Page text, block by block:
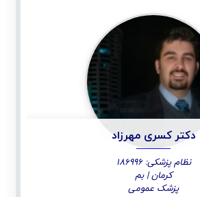
دکتر کسری مهرزاد
نظام پزشکی: 186996
کرمان | بم
پزشک عمومی